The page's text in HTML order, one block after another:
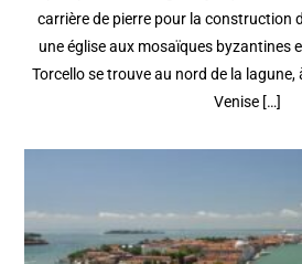
carrière de pierre pour la construction
une église aux mosaïques byzantines
Torcello se trouve au nord de la
Venise […]